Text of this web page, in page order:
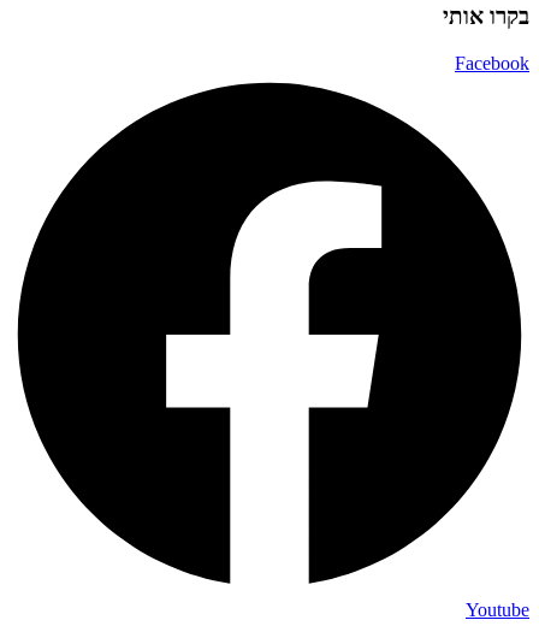
בקרו אותי
Facebook
Youtube